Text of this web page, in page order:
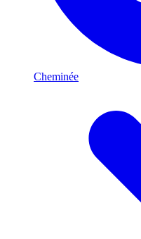
Cheminée